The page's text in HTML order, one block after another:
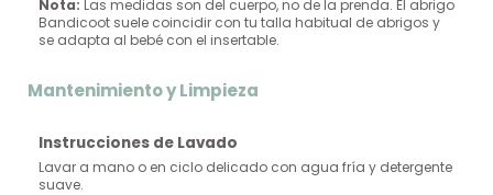
Nota: Las medidas son del cuerpo, no de la prenda. El abrigo
Bandicoot suele coincidir con tu talla habitual de abrigos y
se adapta al bebé con el insertable.
Mantenimiento y Limpieza
Instrucciones de Lavado
Lavar a mano o en ciclo delicado con agua fría y detergente
suave.